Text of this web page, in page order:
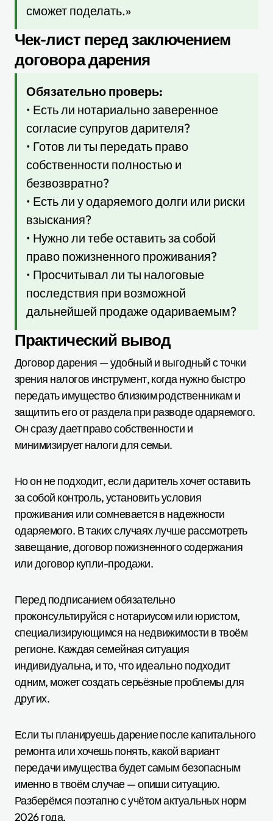
сможет поделать.»
Чек-лист перед заключением
договора дарения
Обязательно проверь:
• Есть ли нотариально заверенное
согласие супругов дарителя?
• Готов ли ты передать право
собственности полностью и
безвозвратно?
• Есть ли у одаряемого долги или риски
взыскания?
• Нужно ли тебе оставить за собой
право пожизненного проживания?
• Просчитывал ли ты налоговые
последствия при возможной
дальнейшей продаже одариваемым?
Практический вывод
Договор дарения — удобный и выгодный с точки
зрения налогов инструмент, когда нужно быстро
передать имущество близким родственникам и
защитить его от раздела при разводе одаряемого.
Он сразу дает право собственности и
минимизирует налоги для семьи.
Но он не подходит, если даритель хочет оставить
за собой контроль, установить условия
проживания или сомневается в надежности
одаряемого. В таких случаях лучше рассмотреть
завещание, договор пожизненного содержания
или договор купли-продажи.
Перед подписанием обязательно
проконсультируйся с нотариусом или юристом,
специализирующимся на недвижимости в твоём
регионе. Каждая семейная ситуация
индивидуальна, и то, что идеально подходит
одним, может создать серьёзные проблемы для
других.
Если ты планируешь дарение после капитального
ремонта или хочешь понять, какой вариант
передачи имущества будет самым безопасным
именно в твоём случае — опиши ситуацию.
Разберёмся поэтапно с учётом актуальных норм
2026 года.